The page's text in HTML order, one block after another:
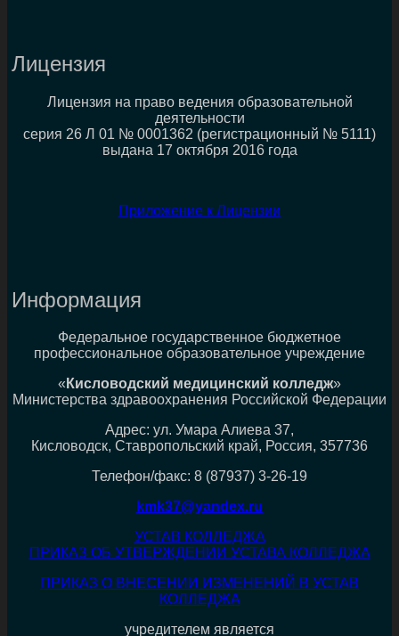
Лицензия
Лицензия на право ведения образовательной
деятельности
серия 26 Л 01 № 0001362 (регистрационный № 5111)
выдана 17 октября 2016 года
Приложение к Лицензии
Информация
Федеральное государственное бюджетное
профессиональное образовательное учреждение
« Кисловодский медицинский колледж»
Министерства здравоохранения Российской Федерации
Адрес: ул. Умара Алиева 37,
Кисловодск, Ставропольский край, Россия, 357736
Телефон/факс: 8 (87937) 3-26-19
kmk37@yandex.ru
УСТАВ КОЛЛЕДЖА
ПРИКАЗ ОБ УТВЕРЖДЕНИИ УСТАВА КОЛЛЕДЖА
ПРИКАЗ О ВНЕСЕНИИ ИЗМЕНЕНИЙ В УСТАВ
КОЛЛЕДЖА
учредителем является